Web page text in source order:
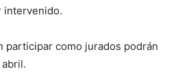
intervenido.
participar como jurados podrán